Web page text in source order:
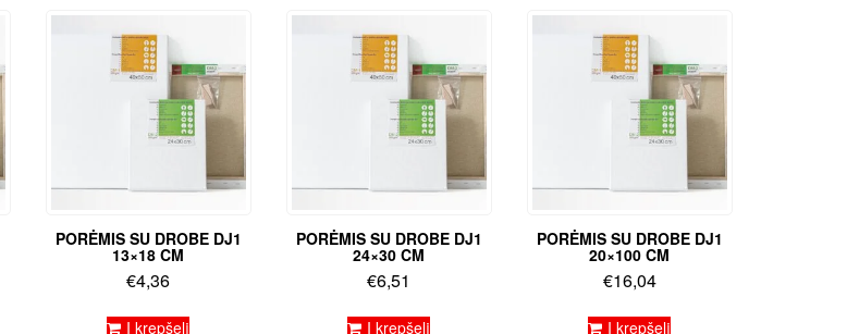
PORĖMIS SU DROBE DJ1
13×18 CM
€4,36
Į krepšelį
PORĖMIS SU DROBE DJ1
24×30 CM
€6,51
Į krepšelį
PORĖMIS SU DROBE DJ1
20×100 CM
€16,04
Į krepšelį